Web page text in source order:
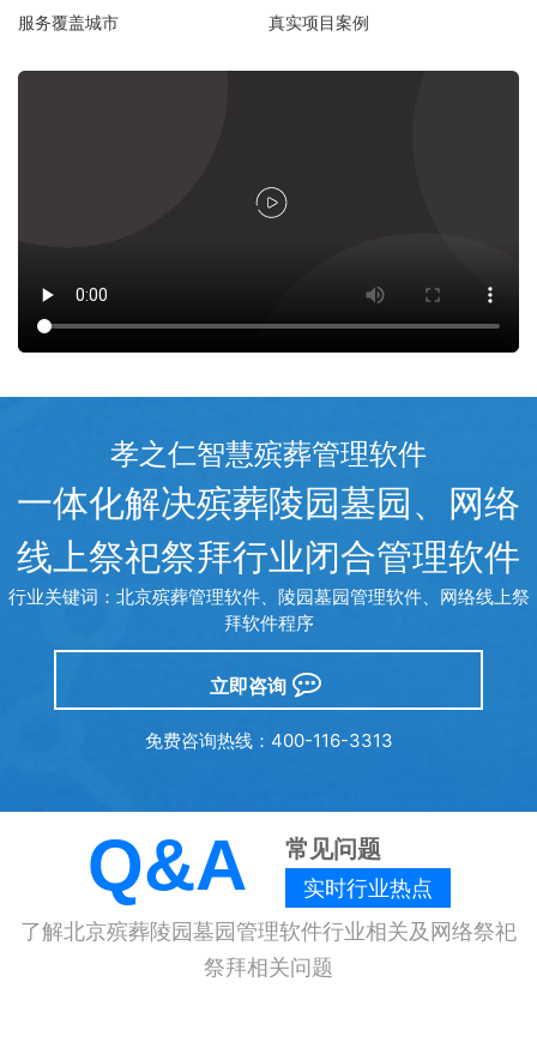
服务覆盖城市 真实项目案例
孝之仁智慧殡葬管理软件
一体化解决殡葬陵园墓园、网络
线上祭祀祭拜行业闭合管理软件
行业关键词：北京殡葬管理软件、陵园墓园管理软件、网络线上祭
拜软件程序
立即咨询
免费咨询热线：400-116-3313
Q&A 常见问题
实时行业热点
了解北京殡葬陵园墓园管理软件行业相关及网络祭祀
祭拜相关问题
北京殡仪服务包含哪些
殡仪服务是为逝者及其家属提供的一系列专业
化、人性化的服务，涵盖从逝者离世到安葬或火
化的全过程。以下是殡仪服务的主要内容和分